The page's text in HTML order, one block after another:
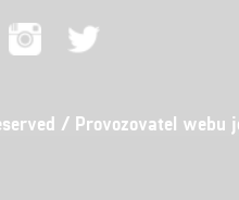
/ Provozovatel webu